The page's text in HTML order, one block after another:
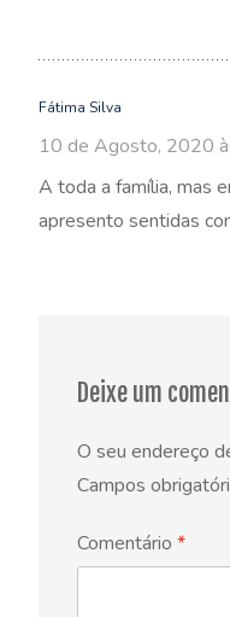
Fátima Silva
10 de Agosto, 2020
A toda a família, mas
apresento sentidas
Deixe um
O seu endereço
Campos
Comentário *